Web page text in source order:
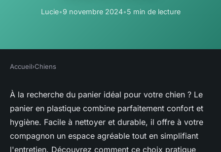
Lucie•9 novembre 2024•5 min de lecture
Accueil›Chiens
À la recherche du panier idéal pour votre chien ? Le
panier en plastique combine parfaitement confort et
hygiène. Facile à nettoyer et durable, il offre à votre
compagnon un espace agréable tout en simplifiant
l'entretien. Découvrez comment ce choix pratique